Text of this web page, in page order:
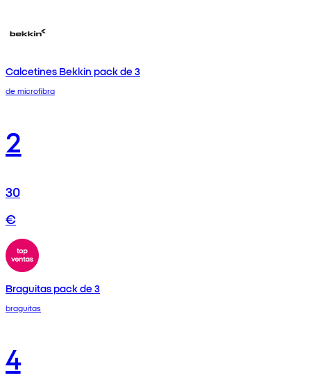
Calcetines Bekkin pack de 3
de microfibra
2
30
€
Braguitas pack de 3
braguitas
4